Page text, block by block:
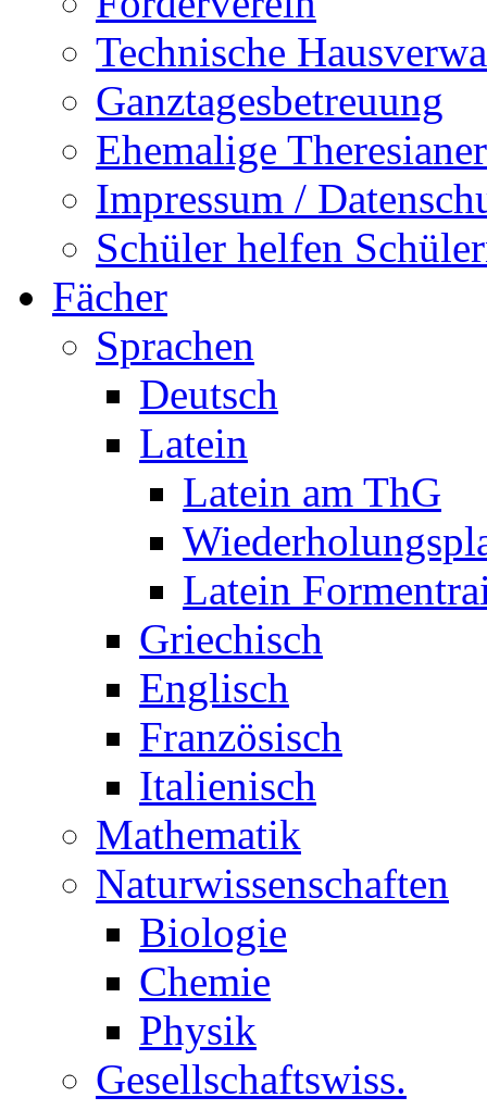
Technische
Ganztagesbetreuung
Ehemalige Theresianer
Impressum /
Schüler helfen
Fächer
Sprachen
Deutsch
Latein
Latein am ThG
Latein
Griechisch
Englisch
Französisch
Italienisch
Mathematik
Naturwissenschaften
Biologie
Chemie
Physik
Gesellschaftswiss.